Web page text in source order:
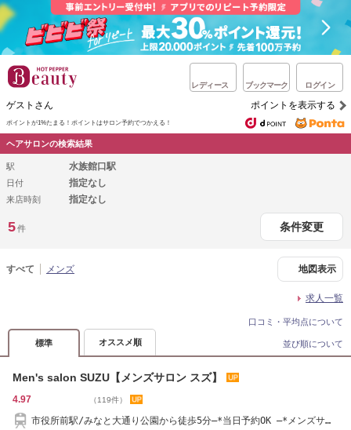
レディース ブックマーク ログイン
ゲストさん ポイントを表示する
ポイントが1%たまる！ ポイントはサロン予約でつかえる！
ヘアサロンの検索結果
駅 水族館口駅
日付 指定なし
来店時刻 指定なし
5件 条件変更
すべて メンズ 地図表示
求人一覧
口コミ・平均点について
標準 オススメ順 並び順について
Men's salon SUZU【メンズサロン スズ】
4.97 （119件）
市役所前駅/みなと大通り公園から徒歩5分―*当日予約OK ―*メンズサロ